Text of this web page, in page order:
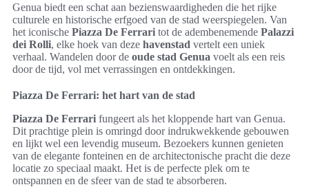
Genua biedt een schat aan bezienswaardigheden die het rijke
culturele en historische erfgoed van de stad weerspiegelen. Van
het iconische Piazza De Ferrari tot de adembenemende Palazzi
dei Rolli, elke hoek van deze havenstad vertelt een uniek
verhaal. Wandelen door de oude stad Genua voelt als een reis
door de tijd, vol met verrassingen en ontdekkingen.
Piazza De Ferrari: het hart van de stad
Piazza De Ferrari fungeert als het kloppende hart van Genua.
Dit prachtige plein is omringd door indrukwekkende gebouwen
en lijkt wel een levendig museum. Bezoekers kunnen genieten
van de elegante fonteinen en de architectonische pracht die deze
locatie zo speciaal maakt. Het is de perfecte plek om te
ontspannen en de sfeer van de stad te absorberen.